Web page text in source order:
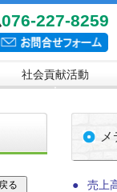
076-227-8259
社会貢献活動
▼
●
売上